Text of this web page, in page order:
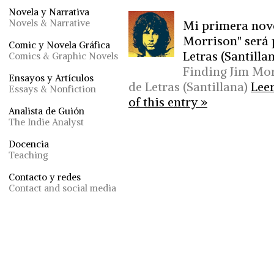
Novela y Narrativa
Novels & Narrative
Comic y Novela Gráfica
Comics & Graphic Novels
Ensayos y Artículos
Essays & Nonfiction
Analista de Guión
The Indie Analyst
Docencia
Teaching
Contacto y redes
Contact and social media
Mi primera
Morrison" será
Letras
Finding Jim
de Letras (Santillana)
of this entry »